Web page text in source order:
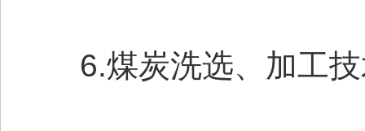
6.煤炭洗选、加工